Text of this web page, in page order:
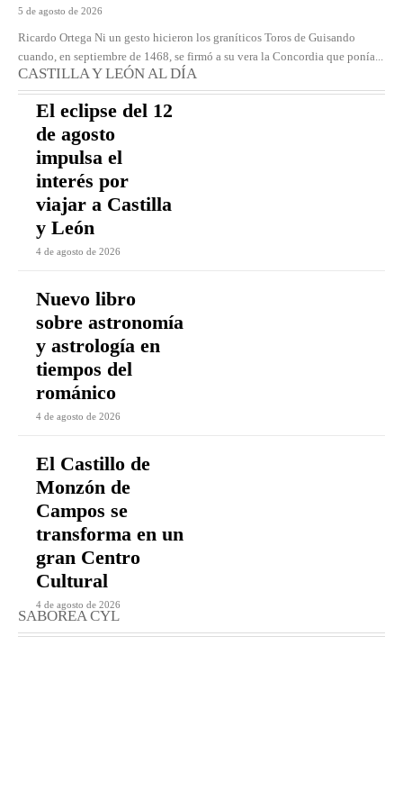
5 de agosto de 2026
Ricardo Ortega Ni un gesto hicieron los graníticos Toros de Guisando
cuando, en septiembre de 1468, se firmó a su vera la Concordia que ponía...
CASTILLA Y LEÓN AL DÍA
El eclipse del 12
de agosto
impulsa el
interés por
viajar a Castilla
y León
4 de agosto de 2026
Nuevo libro
sobre astronomía
y astrología en
tiempos del
románico
4 de agosto de 2026
El Castillo de
Monzón de
Campos se
transforma en un
gran Centro
Cultural
4 de agosto de 2026
SABOREA CYL